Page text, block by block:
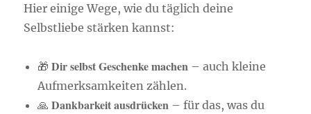
Hier einige Wege, wie du täglich deine
Selbstliebe stärken kannst:
🎁Dir selbst Geschenke machen – auch kleine
Aufmerksamkeiten zählen.
🙏Dankbarkeit ausdrücken – für das, was du